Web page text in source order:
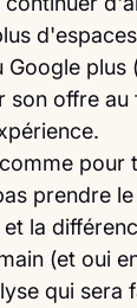
Google plus
son offre au
pour
prendre
la
(et oui
qui sera